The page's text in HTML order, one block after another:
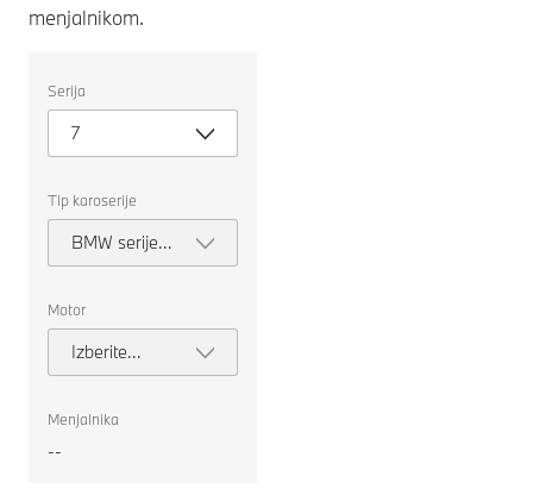
menjalnikom.
naslednje
lastnosti
izbiro
za
primerjavo.
Serija
7
Tip karoserije
BMW serije 7
Limuzina
Motor
Izberite
motor
Menjalnika
--